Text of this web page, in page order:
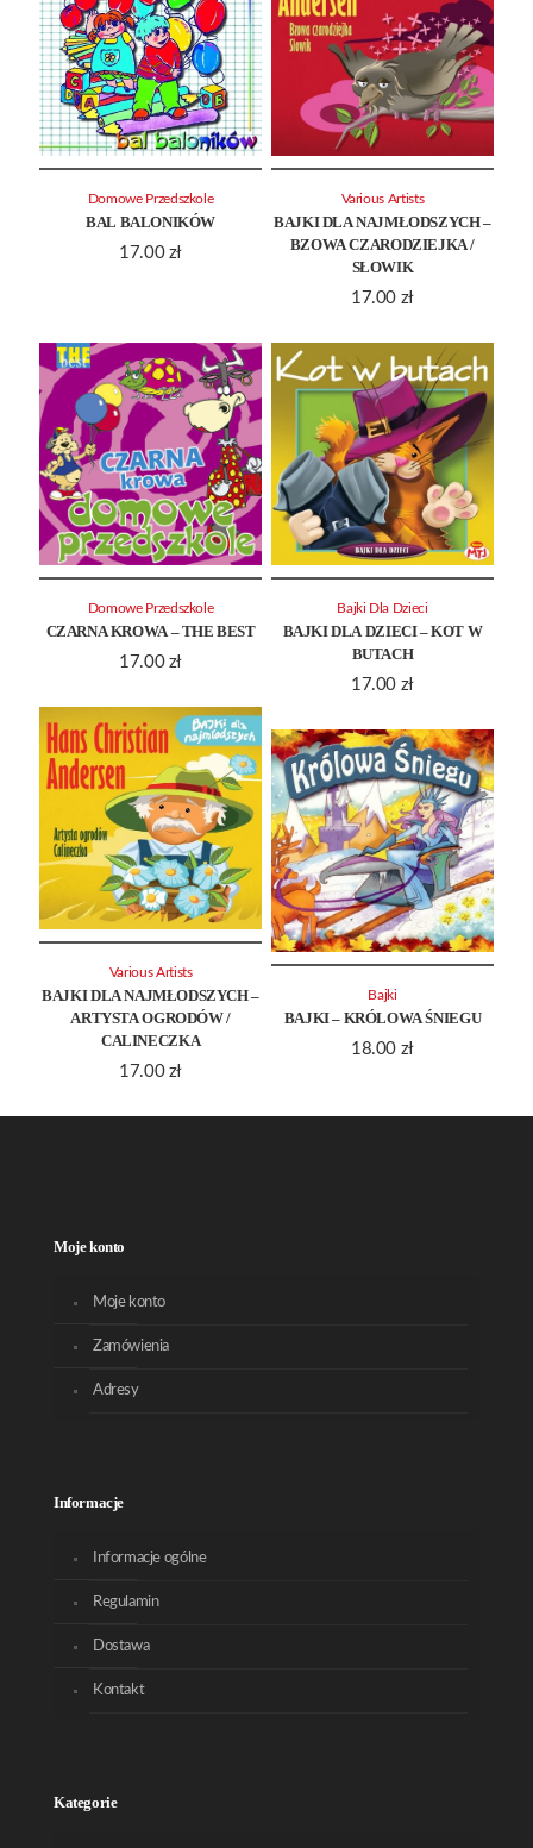
BAL BALONIKÓW
17.00 zł
Domowe Przedszkole
BAJKI DLA NAJMŁODSZYCH –
BZOWA CZARODZIEJKA /
SŁOWIK
17.00 zł
Various Artists
CZARNA KROWA – THE BEST
17.00 zł
Domowe Przedszkole
BAJKI DLA DZIECI – KOT W
BUTACH
17.00 zł
Bajki Dla Dzieci
BAJKI DLA NAJMŁODSZYCH –
ARTYSTA OGRODÓW /
CALINECZKA
17.00 zł
Various Artists
BAJKI – KRÓLOWA ŚNIEGU
18.00 zł
Bajki
Moje konto
Moje konto
Zamówienia
Adresy
Informacje
Informacje ogólne
Regulamin
Dostawa
Kontakt
Kategorie